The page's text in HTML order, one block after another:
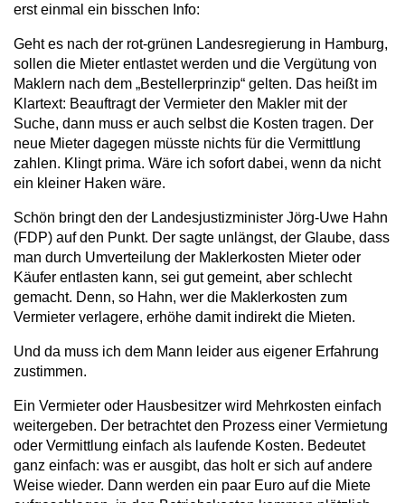
erst einmal ein bisschen Info:
Geht es nach der rot-grünen Landesregierung in Hamburg,
sollen die Mieter entlastet werden und die Vergütung von
Maklern nach dem „Bestellerprinzip“ gelten. Das heißt im
Klartext: Beauftragt der Vermieter den Makler mit der
Suche, dann muss er auch selbst die Kosten tragen. Der
neue Mieter dagegen müsste nichts für die Vermittlung
zahlen. Klingt prima. Wäre ich sofort dabei, wenn da nicht
ein kleiner Haken wäre.
Schön bringt den der Landesjustizminister Jörg-Uwe Hahn
(FDP) auf den Punkt. Der sagte unlängst, der Glaube, dass
man durch Umverteilung der Maklerkosten Mieter oder
Käufer entlasten kann, sei gut gemeint, aber schlecht
gemacht. Denn, so Hahn, wer die Maklerkosten zum
Vermieter verlagere, erhöhe damit indirekt die Mieten.
Und da muss ich dem Mann leider aus eigener Erfahrung
zustimmen.
Ein Vermieter oder Hausbesitzer wird Mehrkosten einfach
weitergeben. Der betrachtet den Prozess einer Vermietung
oder Vermittlung einfach als laufende Kosten. Bedeutet
ganz einfach: was er ausgibt, das holt er sich auf andere
Weise wieder. Dann werden ein paar Euro auf die Miete